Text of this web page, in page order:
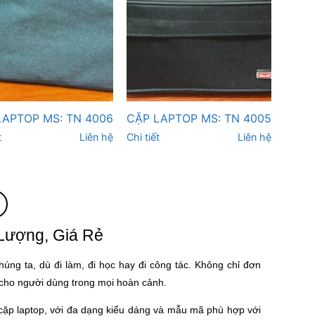
Giá Rẻ
ta, dù đi làm, đi học hay đi công tác. Không chỉ đơn
người dùng trong mọi hoàn cảnh.
laptop, với đa dạng kiểu dáng và mẫu mã phù hợp với
MS: TN 4006
Liên hệ
CẶP LAPTOP MS: TN 4005
Chi tiết Liên hệ